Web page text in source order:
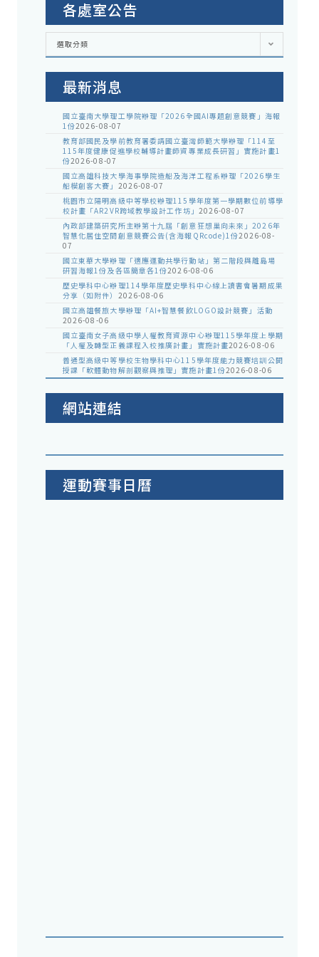
各處室公告
各
室
選取分類
最新消息
國立臺南大學理工學院辦理「2026全國AI專題創意競賽」海報
1份2026-08-07
教育部國民及學前教育署委請國立臺灣師範大學辦理「114至
115年度健康促進學校輔導計畫師資專業成長研習」實施計畫1
份2026-08-07
國立高雄科技大學海事學院造船及海洋工程系辦理「2026學生
船模創客大賽」 2026-08-07
桃園市立陽明高級中等學校辦理115學年度第一學期數位前導學
校計畫「AR2VR跨域教學設計工作坊」 2026-08-07
內政部建築研究所主辦第十九屆「創意狂想巢向未來」2026年
智慧化居住空間創意競賽公告(含海報QRcode)1份2026-08-
07
國立東華大學辦理「適應運動共學行動站」第二階段與離島場
研習海報1份及各區簡章各1份2026-08-06
歷史學科中心辦理114學年度歷史學科中心線上讀書會暑期成果
分享（如附件） 2026-08-06
國立高雄餐旅大學辦理「AI+智慧餐飲LOGO設計競賽」活動
2026-08-06
國立臺南女子高級中學人權教育資源中心辦理115學年度上學期
「人權及轉型正義課程入校推廣計畫」實施計畫2026-08-06
普通型高級中等學校生物學科中心115學年度能力競賽培訓公開
授課「軟體動物解剖觀察與推理」實施計畫1份2026-08-06
網站連結
運動賽事日曆